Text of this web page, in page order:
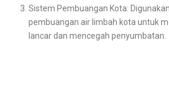
Sistem Pembuangan Kota:
pembuangan air limbah kota untuk
lancar dan mencegah penyumbatan.